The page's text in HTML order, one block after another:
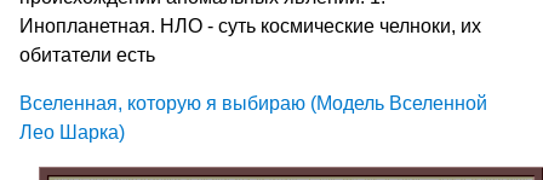
Инопланетная. НЛО - суть космические челноки, их
обитатели есть
Вселенная, которую я выбираю (Модель Вселенной
Лео Шарка)